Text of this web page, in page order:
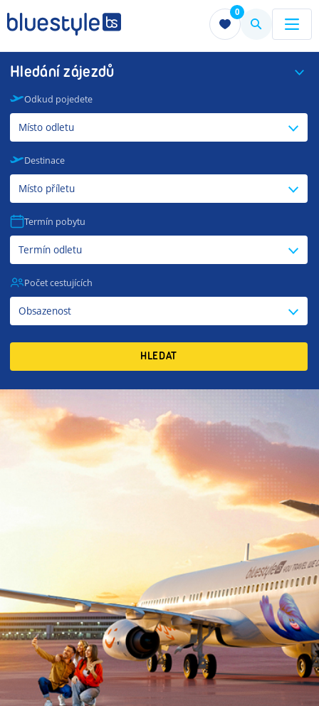
0
Menu Menu
Hledání zájezdů
Odkud pojedete
Místo odletu
Destinace
Místo příletu
Termín pobytu
Termín odletu
Počet cestujících
Obsazenost
HLEDAT